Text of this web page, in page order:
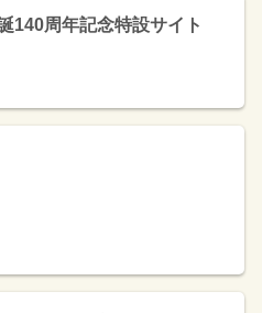
140周年記念特設サイト